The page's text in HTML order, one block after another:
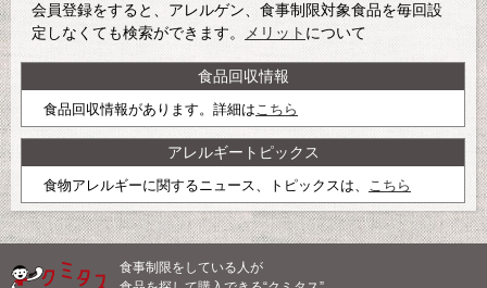
会員登録をすると、アレルゲン、食事制限対象食品を毎回設
定しなくても検索ができます。
メリット について
食品回収情報
食品回収情報があります。詳細はこちら
アレルギートピックス
食物アレルギーに関するニュース、トピックスは、 こちら
食事制限をしている人が